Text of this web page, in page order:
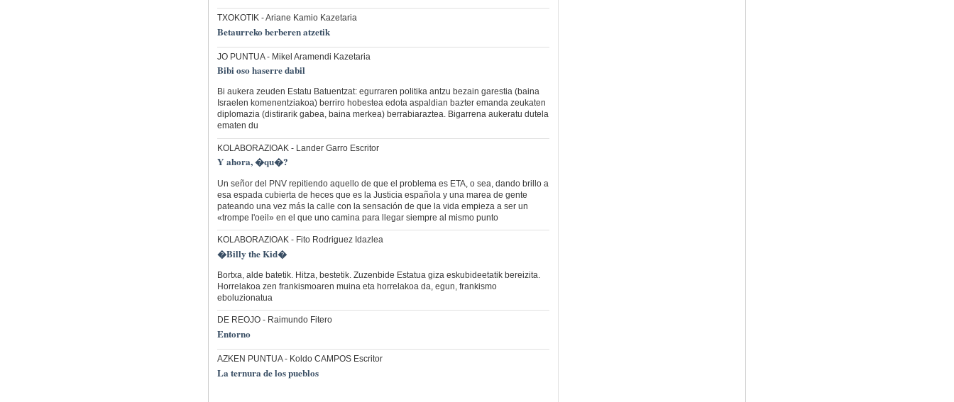
TXOKOTIK- Ariane Kamio Kazetaria
Betaurreko berberen atzetik
JO PUNTUA- Mikel Aramendi Kazetaria
Bibi oso haserre dabil
Bi aukera zeuden Estatu Batuentzat: egurraren politika antzu bezain garestia (baina
Israelen komenentziakoa) berriro hobestea edota aspaldian bazter emanda zeukaten
diplomazia (distirarik gabea, baina merkea) berrabiaraztea. Bigarrena aukeratu dutela
ematen du
KOLABORAZIOAK- Lander Garro Escritor
Y ahora, �qu�?
Un señor del PNV repitiendo aquello de que el problema es ETA, o sea, dando brillo a
esa espada cubierta de heces que es la Justicia española y una marea de gente
pateando una vez más la calle con la sensación de que la vida empieza a ser un
«trompe l'oeil» en el que uno camina para llegar siempre al mismo punto
KOLABORAZIOAK- Fito Rodriguez Idazlea
�Billy the Kid�
Bortxa, alde batetik. Hitza, bestetik. Zuzenbide Estatua giza eskubideetatik bereizita.
Horrelakoa zen frankismoaren muina eta horrelakoa da, egun, frankismo
eboluzionatua
DE REOJO- Raimundo Fitero
Entorno
AZKEN PUNTUA- Koldo CAMPOS Escritor
La ternura de los pueblos